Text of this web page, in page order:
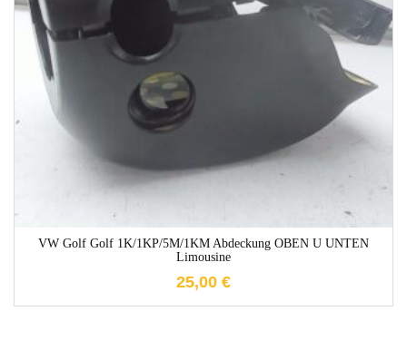
VW Golf Golf 1K/1KP/5M/1KM Abdeckung OBEN U UNTEN
Limousine
25,00 €